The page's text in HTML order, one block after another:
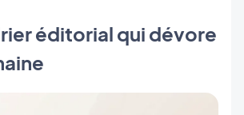
éditorial qui dévore